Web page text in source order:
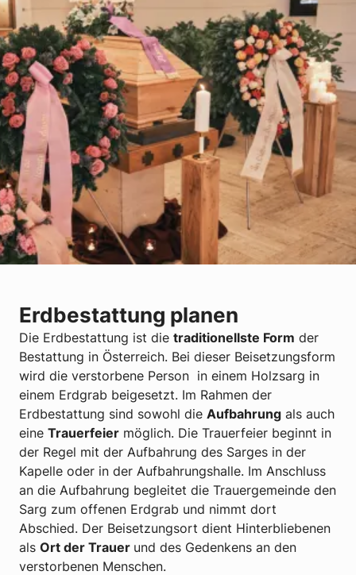
Erdbestattung planen
Die Erdbestattung ist die traditionellste Form der
Bestattung in Österreich. Bei dieser Beisetzungsform
wird die verstorbene Person in einem Holzsarg in
einem Erdgrab beigesetzt. Im Rahmen der
Erdbestattung sind sowohl die Aufbahrung als auch
eine Trauerfeier möglich. Die Trauerfeier beginnt in
der Regel mit der Aufbahrung des Sarges in der
Kapelle oder in der Aufbahrungshalle. Im Anschluss
an die Aufbahrung begleitet die Trauergemeinde den
Sarg zum offenen Erdgrab und nimmt dort
Abschied. Der Beisetzungsort dient Hinterbliebenen
als Ort der Trauer und des Gedenkens an den
verstorbenen Menschen.